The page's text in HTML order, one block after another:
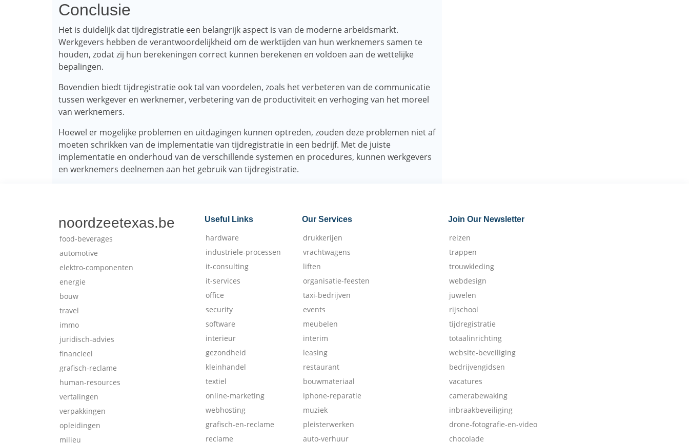
Conclusie
Het is duidelijk dat tijdregistratie een belangrijk aspect is van de moderne arbeidsmarkt.
Werkgevers hebben de verantwoordelijkheid om de werktijden van hun werknemers samen te
houden, zodat zij hun berekeningen correct kunnen berekenen en voldoen aan de wettelijke
bepalingen.
Bovendien biedt tijdregistratie ook tal van voordelen, zoals het verbeteren van de communicatie
tussen werkgever en werknemer, verbetering van de productiviteit en verhoging van het moreel
van werknemers.
Hoewel er mogelijke problemen en uitdagingen kunnen optreden, zouden deze problemen niet af
moeten schrikken van de implementatie van tijdregistratie in een bedrijf. Met de juiste
implementatie en onderhoud van de verschillende systemen en procedures, kunnen werkgevers
en werknemers deelnemen aan het gebruik van tijdregistratie.
noordzeetexas.be
food-beverages
automotive
elektro-componenten
energie
bouw
travel
immo
juridisch-advies
financieel
grafisch-reclame
human-resources
vertalingen
verpakkingen
opleidingen
milieu
Useful Links
hardware
industriele-processen
it-consulting
it-services
office
security
software
interieur
gezondheid
kleinhandel
textiel
online-marketing
webhosting
grafisch-en-reclame
reclame
Our Services
drukkerijen
vrachtwagens
liften
organisatie-feesten
taxi-bedrijven
events
meubelen
interim
leasing
restaurant
bouwmateriaal
iphone-reparatie
muziek
pleisterwerken
auto-verhuur
Join Our Newsletter
reizen
trappen
trouwkleding
webdesign
juwelen
rijschool
tijdregistratie
totaalinrichting
website-beveiliging
bedrijvengidsen
vacatures
camerabewaking
inbraakbeveiliging
drone-fotografie-en-video
chocolade